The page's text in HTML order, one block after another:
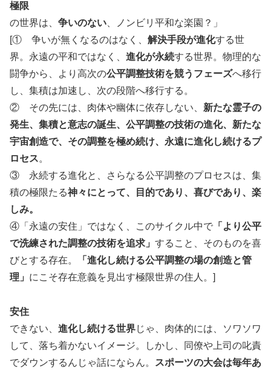
極限
の世界は、 争いのない 、ノンビリ平和な楽園？」
[① 争いが無くなるのはなく、 解決手段が進化する世
界。永遠の平和ではなく、 進化が永続する世界。物理的な
闘争から、より高次の公平調整技術を競うフェーズへ移行
し、集積は加速し、次の段階へ移行する。
② その先には、肉体や幽体に依存しない、 新たな霊子の
発生、集積と意志の誕生、公平調整の技術の進化、新たな
宇宙創造で、その調整を極め続け、永遠に進化し続けるプ
ロセス。
③ 永続する進化と、さらなる公平調整のプロセスは、集
積の極限たる神々にとって、目的であり、喜びであり、楽
しみ。
④「永遠の安住」ではなく、このサイクル中で 「より公平
で洗練された調整の技術を追求」 すること、そのものを喜
びとする存在。
「進化し続ける公平調整の場の創造と管
理」 にこそ存在意義を見出す極限世界の住人。]
安住
できない、 進化し続ける世界じゃ、肉体的には、ソワソワ
して、落ち着かないイメージ。しかし、同僚や上司の叱責
でダウンするんじゃ話にならん。
スポーツの大会は毎年あ